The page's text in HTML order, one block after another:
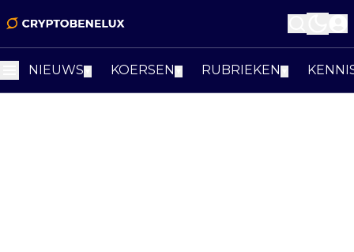
NIEUWS KOERSEN RUBRIEKEN